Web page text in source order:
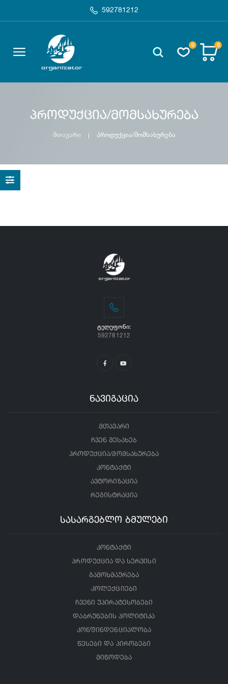
592781212
0 0
პროდუქცია/მომსახურება
მთავარი პროდუქცია/მომსახურება
ᲢᲔᲚᲔᲤᲝᲜᲘ:
592781212
ნავიგაცია
მთავარი
ჩვენ შესახებ
პროდუქცია/მომსახურება
კონტაქტი
ავტორიზაცია
რეგისტრაცია
სასარგებლო ბმულები
კონტაქტი
პროდუქცია და სერვისი
გამოხმაურება
კოლექციები
ჩვენი უპირატესობები
დაბრუნების პოლიტიკა
კონფინდენციალობა
წესები და პირობები
მიწოდება